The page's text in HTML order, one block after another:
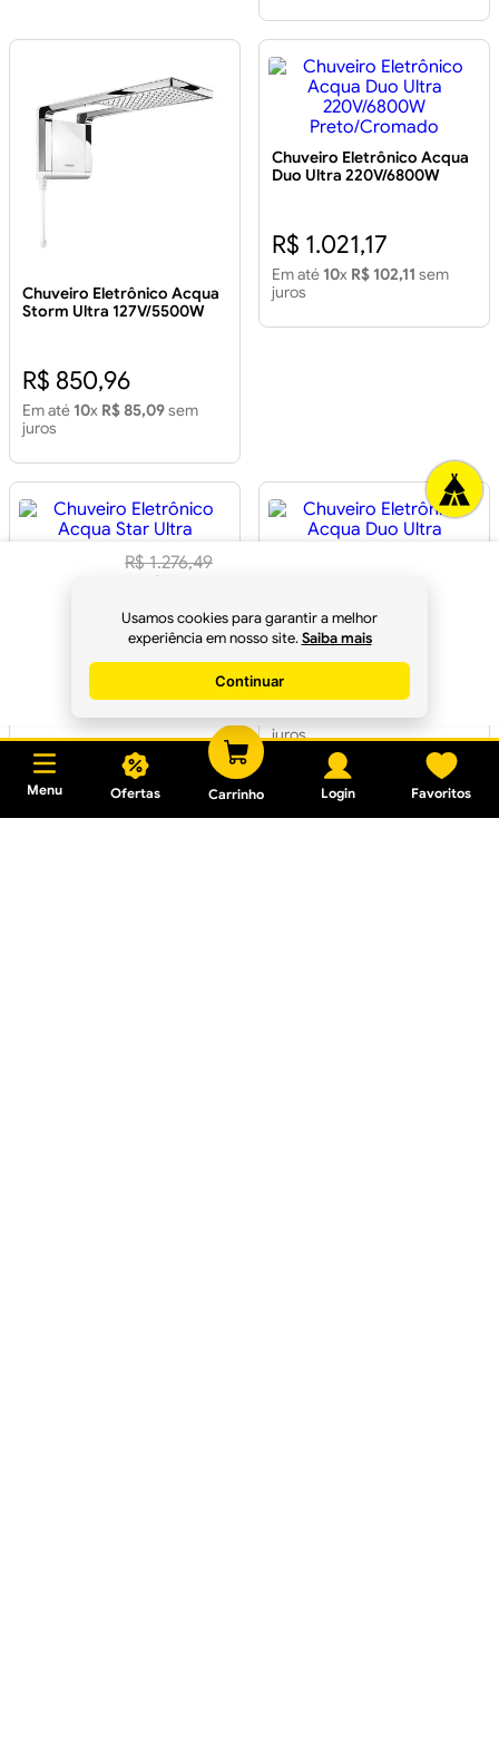
Menu Ofertas Carrinho Login Favoritos
Usamos cookies para garantir a melhor
experiência em nosso site. Saiba mais
Continuar
R$ 1.276,49
vista noPix
Comprar
Chuveiro Eletrônico Acqua
Storm Ultra 127V/5500W
R$ 850,96
Em até 10x R$ 85,09sem
juros
Chuveiro Eletrônico Acqua
Duo Ultra 220V/6800W
R$ 1.021,17
Em até 10x R$ 102,11 sem
juros
Chuveiro Eletrônico Acqua
R$ 553,09
10xR$ 55,30sem
Duo Ultra 127V/5500W
Branco/Cromado
R$ 1.021,17
Em até10xR$ 102,11
juros